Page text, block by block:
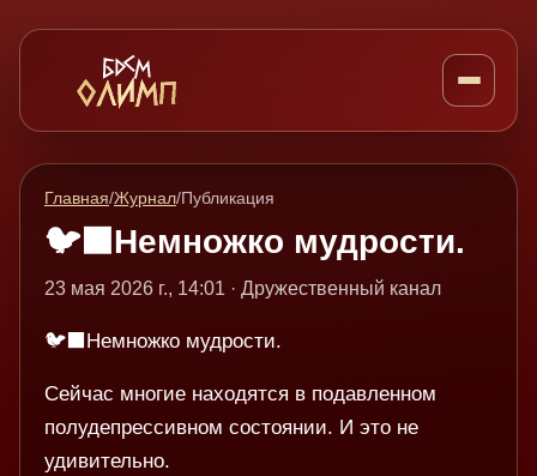
Главная/Журнал/Публикация
🐦‍⬛️Немножко мудрости.
23 мая 2026 г., 14:01 · Дружественный канал
🐦‍⬛️Немножко мудрости.
Сейчас многие находятся в подавленном
полудепрессивном состоянии. И это не
удивительно.